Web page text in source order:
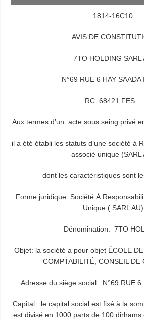
1814-16C10
AVIS DE
7TO HOLDING SARL
N°69 RUE 6 HAY
RC: 68421 FES
Aux termes d’un acte sous seing privé
il a été établi les statuts d’une société à
associé unique (SARL
dont les caractéristiques sont
Forme juridique: Société À
Unique ( SARL AU)
Dénomination: 7TO
Objet: la société a pour objet ÉCOLE
COMPTABILITÉ, CONSEIL DE
Adresse du siège social: N°69 RUE 6
Capital: le capital social est fixé à la
est divisé en 1000 parts de 100